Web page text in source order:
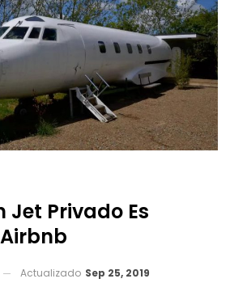
Jet Privado Es
Actualizado Sep 25, 2019